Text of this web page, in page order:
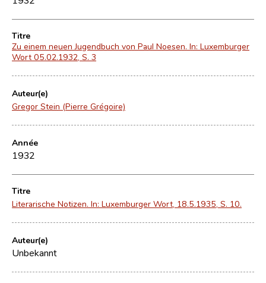
Titre
Zu einem neuen Jugendbuch von Paul Noesen. In: Luxemburger
Wort 05.02.1932, S. 3
Auteur(e)
Gregor Stein (Pierre Grégoire)
Année
1932
Titre
Literarische Notizen. In: Luxemburger Wort, 18.5.1935, S. 10.
Auteur(e)
Unbekannt